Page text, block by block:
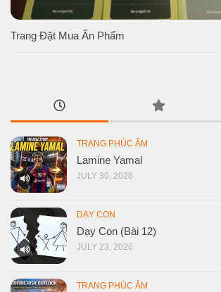
Trang Đặt Mua Ấn Phẩm
TRANG PHÚC ÂM
Lamine Yamal
JULY 30, 2026
DẠY CON
Dạy Con (Bài 12)
JULY 23, 2026
TRANG PHÚC ÂM